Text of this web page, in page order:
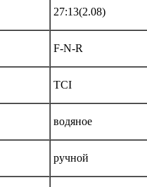
27:13(2.08)
F-N-R
TCI
водяное
ручной